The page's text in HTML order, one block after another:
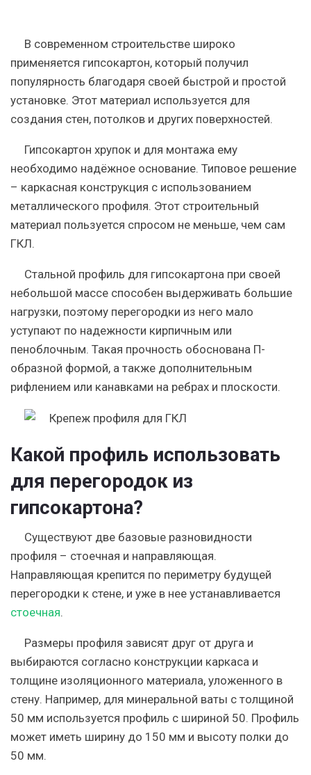
В современном строительстве широко
применяется гипсокартон, который получил
популярность благодаря своей быстрой и простой
установке. Этот материал используется для
создания стен, потолков и других поверхностей.
Гипсокартон хрупок и для монтажа ему
необходимо надёжное основание. Типовое решение
– каркасная конструкция с использованием
металлического профиля. Этот строительный
материал пользуется спросом не меньше, чем сам
ГКЛ.
Стальной профиль для гипсокартона при своей
небольшой массе способен выдерживать большие
нагрузки, поэтому перегородки из него мало
уступают по надежности кирпичным или
пеноблочным. Такая прочность обоснована П-
образной формой, а также дополнительным
рифлением или канавками на ребрах и плоскости.
Какой профиль использовать
для перегородок из
гипсокартона?
Существуют две базовые разновидности
профиля – стоечная и направляющая.
Направляющая крепится по периметру будущей
перегородки к стене, и уже в нее устанавливается
стоечная.
Размеры профиля зависят друг от друга и
выбираются согласно конструкции каркаса и
толщине изоляционного материала, уложенного в
стену. Например, для минеральной ваты с толщиной
50 мм используется профиль с шириной 50. Профиль
может иметь ширину до 150 мм и высоту полки до
50 мм.